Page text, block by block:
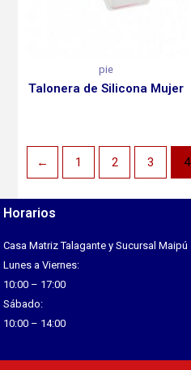
pie
Talonera de Silicona Mujer
← 1 2 3 4
Horarios
Casa Matriz Talagante y Sucursal Maipú
Lunes a Viernes:
10:00 – 17:00
Sábado:
10:00 – 14:00